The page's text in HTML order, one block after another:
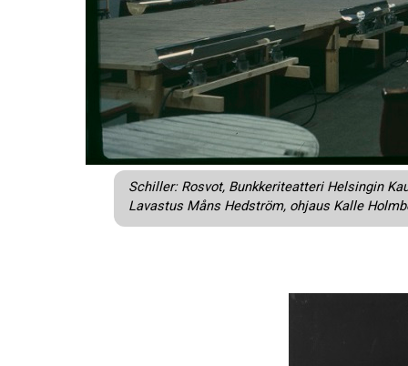
Schiller: Rosvot, Bunkkeriteatteri Helsingin
Lavastus Måns Hedström, ohjaus Kalle